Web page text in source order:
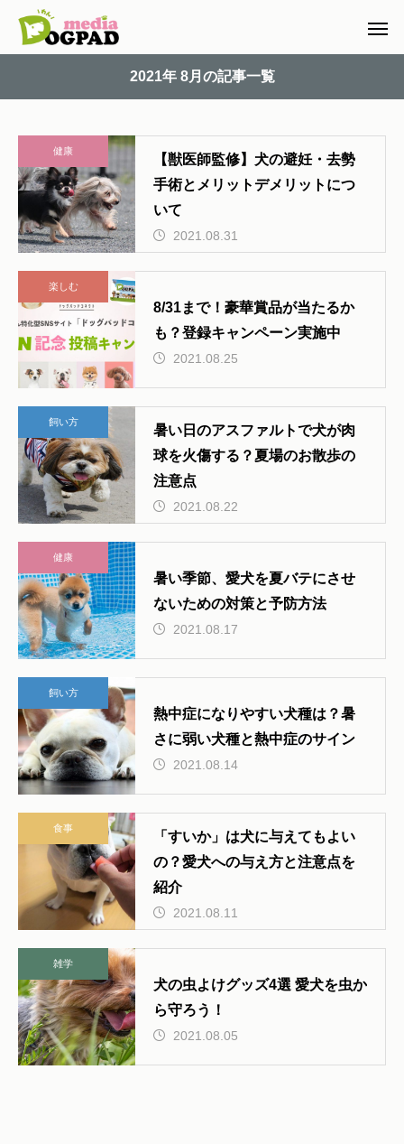
2021年 8月の記事一覧
健康
【獣医師監修】犬の避妊・去勢
手術とメリットデメリットにつ
いて
2021.08.31
楽しむ
8/31まで！豪華賞品が当たるか
も？登録キャンペーン実施中
2021.08.25
飼い方
暑い日のアスファルトで犬が肉
球を火傷する？夏場のお散歩の
注意点
2021.08.22
健康
暑い季節、愛犬を夏バテにさせ
ないための対策と予防方法
2021.08.17
飼い方
熱中症になりやすい犬種は？暑
さに弱い犬種と熱中症のサイン
2021.08.14
食事
「すいか」は犬に与えてもよい
の？愛犬への与え方と注意点を
紹介
2021.08.11
雑学
犬の虫よけグッズ4選 愛犬を虫か
ら守ろう！
2021.08.05